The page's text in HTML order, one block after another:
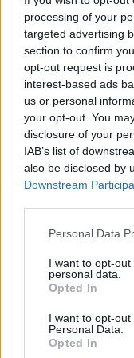
processing of your
targeted advertising
section to confirm
opt-out request is
interest-based ads
us or personal
your opt-out. You
disclosure of your
IAB’s list of
also be disclosed by
Downstream
Personal Data
I want to opt-
personal data.
Opted In
I want to opt-
Personal Data.
Opted In
Žinios | Pasaulis
Aukštaitijos
apgynė čempionų
Žinios | Lietuvos
Vaizdai iš
vaiko gyvybių
Žinios | Lietuvos diena